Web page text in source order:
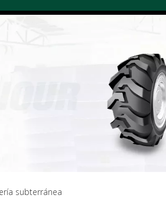
subterránea